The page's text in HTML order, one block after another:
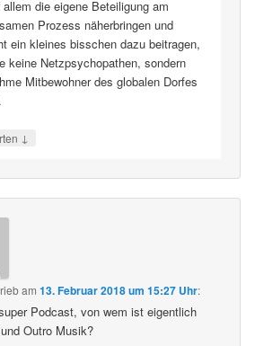
die eigene Beteiligung am
Prozess näherbringen und
ein kleines bisschen dazu beitragen,
keine Netzpsychopathen, sondern
Mitbewohner des globalen Dorfes
↓
am13. Februar 2018 um 15:27 Uhr:
Podcast, von wem ist eigentlich
Outro Musik?